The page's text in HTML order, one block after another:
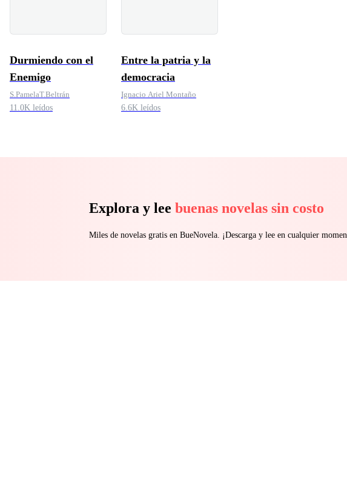
Durmiendo con el
Enemigo
S.PamelaT.Beltrán
11.0K leídos
Entre la patria y la
democracia
Ignacio Ariel Montaño
6.6K leídos
Explora y lee buenas novelas sin costo
Miles de novelas gratis en BueNovela. ¡Descarga y lee en cualquier